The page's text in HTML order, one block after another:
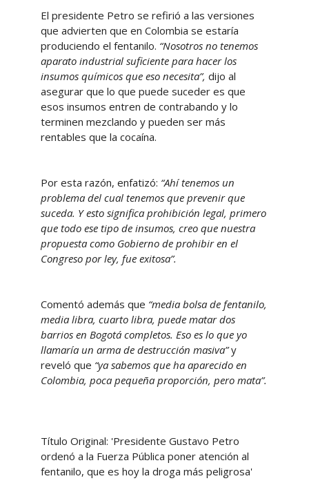
El presidente Petro se refirió a las versiones
que advierten que en Colombia se estaría
produciendo el fentanilo. “Nosotros no tenemos
aparato industrial suficiente para hacer los
insumos químicos que eso necesita”, dijo al
asegurar que lo que puede suceder es que
esos insumos entren de contrabando y lo
terminen mezclando y pueden ser más
rentables que la cocaína.
Por esta razón, enfatizó: “Ahí tenemos un
problema del cual tenemos que prevenir que
suceda. Y esto significa prohibición legal, primero
que todo ese tipo de insumos, creo que nuestra
propuesta como Gobierno de prohibir en el
Congreso por ley, fue exitosa”.
Comentó además que “media bolsa de fentanilo,
media libra, cuarto libra, puede matar dos
barrios en Bogotá completos. Eso es lo que yo
llamaría un arma de destrucción masiva”y
reveló que “ya sabemos que ha aparecido en
Colombia, poca pequeña proporción, pero mata”.
Título Original: 'Presidente Gustavo Petro
ordenó a la Fuerza Pública poner atención al
fentanilo, que es hoy la droga más peligrosa'